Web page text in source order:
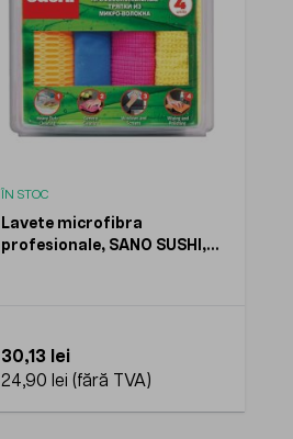
ÎN STOC
Lavete microfibra
profesionale, SANO SUSHI,
30,13 lei
24,90 lei